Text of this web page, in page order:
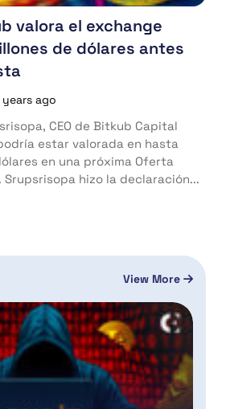
valora el exchange
de dólares antes
years ago
CEO de Bitkub Capital
estar valorada en hasta
en una próxima Oferta
Srupsrisopa hizo la declaración...
View More